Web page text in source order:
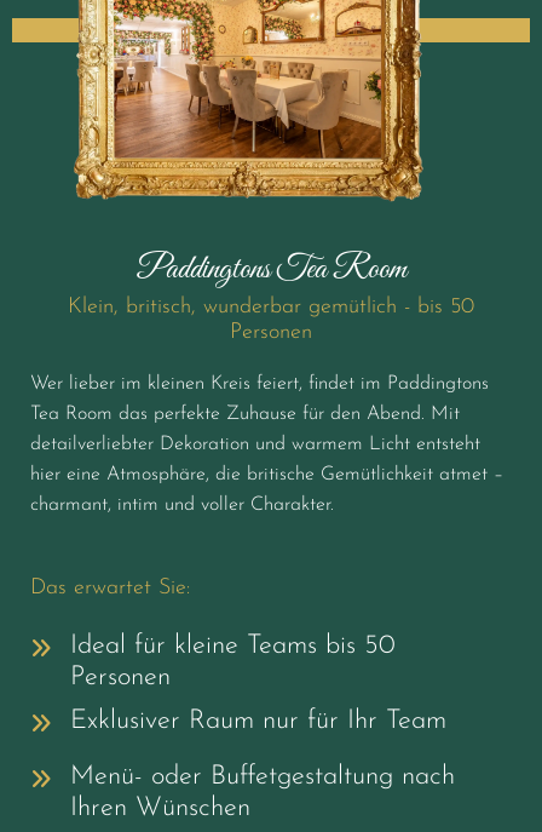
Paddingtons Tea Room
Klein, britisch, wunderbar gemütlich - bis 50
Personen
Wer lieber im kleinen Kreis feiert, findet im Paddingtons
Tea Room das perfekte Zuhause für den Abend. Mit
detailverliebter Dekoration und warmem Licht entsteht
hier eine Atmosphäre, die britische Gemütlichkeit atmet –
charmant, intim und voller Charakter.
Das erwartet Sie:
Ideal für kleine Teams bis 50
Personen
Exklusiver Raum nur für Ihr Team
Menü- oder Buffetgestaltung nach
Ihren Wünschen